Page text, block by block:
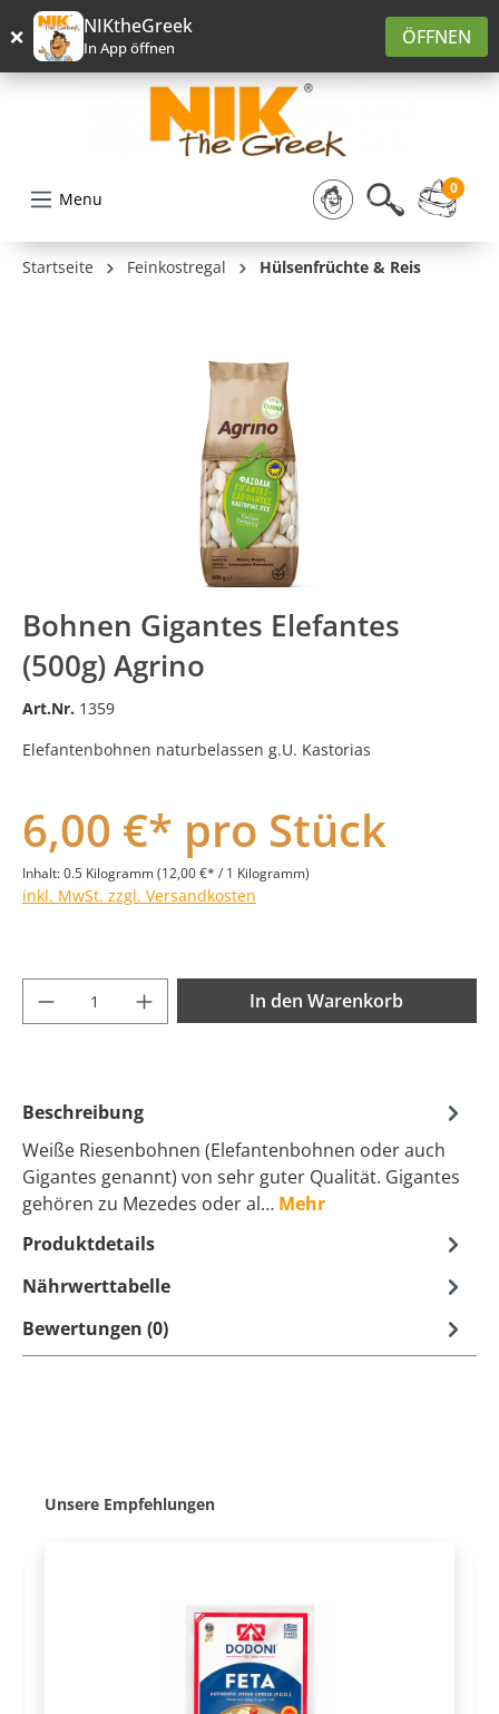
springen
× NIKtheGreek
In App öffnen ÖFFNEN
Menu
0
Startseite Feinkostregal Hülsenfrüchte & Reis
Bohnen Gigantes Elefantes
(500g) Agrino
Art.Nr. 1359
Elefantenbohnen naturbelassen g.U. Kastorias
6,00 €* pro Stück
Inhalt:0.5 Kilogramm(12,00 €* / 1 Kilogramm)
inkl. MwSt. zzgl. Versandkosten
Produkt Anzahl: Gib den gewünschten
In den Warenkorb
Beschreibung
Weiße Riesenbohnen (Elefantenbohnen oder auch
Gigantes genannt) von sehr guter Qualität. Gigantes
gehören zu Mezedes oder al… Mehr
Produktdetails
Nährwerttabelle
Bewertungen (0)
Produktgalerie überspringen
Unsere Empfehlungen